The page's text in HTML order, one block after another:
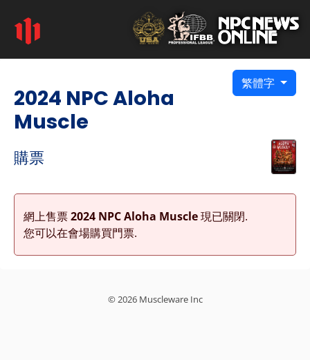
繁體字
2024 NPC Aloha
Muscle
購票
網上售票2024 NPC Aloha Muscle現已關閉.
您可以在會場購買門票.
© 2026 Muscleware Inc